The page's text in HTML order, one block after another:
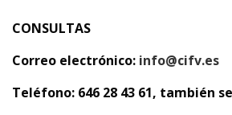
CONSULTAS
Correo electrónico: info@cifv.es
Teléfono: 646 28 43 61, también